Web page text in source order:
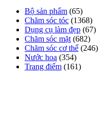
Bộ sản phẩm (65)
Chăm sóc tóc (1368)
Dụng cụ làm đẹp (67)
Chăm sóc mặt (682)
Chăm sóc cơ thể (246)
Nước hoa (354)
Trang điểm (161)